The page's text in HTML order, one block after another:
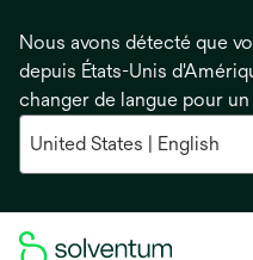
Nous avons détecté que
depuis États-Unis
changer de langue pour